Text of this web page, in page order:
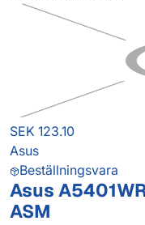
SEK 123.10
Asus
Beställningsvara
Asus
ASM